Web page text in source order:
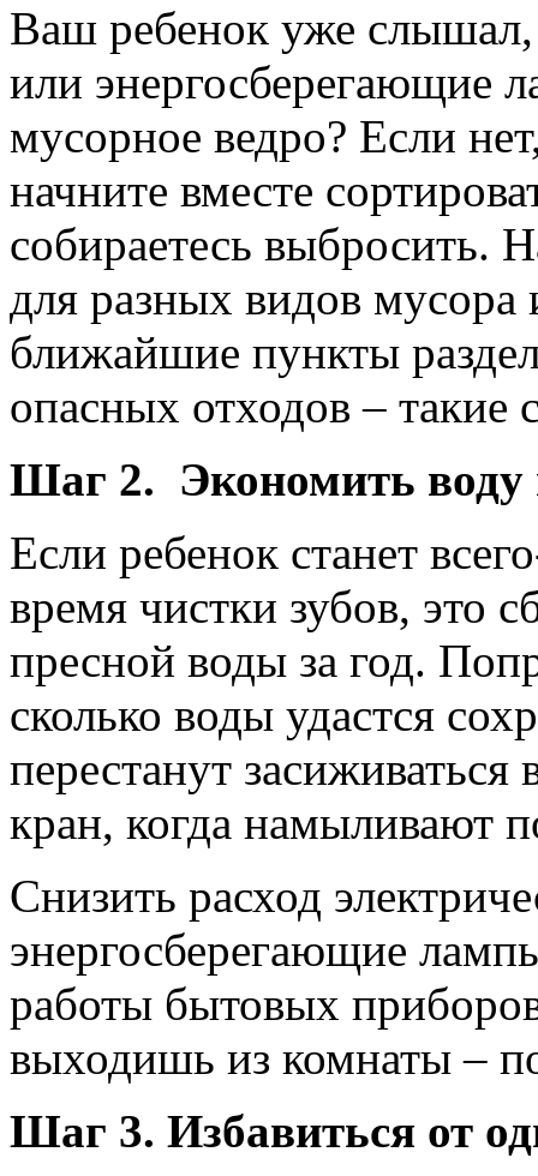
Ваш ребенок уже слышал,
или энергосберегающие
мусорное ведро? Если
начните вместе
собираетесь выбросить.
для разных видов мусора
ближайшие пункты
опасных отходов – такие
Шаг 2. Экономить воду
Если ребенок станет
время чистки зубов, это
пресной воды за год.
сколько воды удастся
перестанут
кран, когда намыливают
Снизить расход
энергосберегающие
работы бытовых
выходишь из комнаты –
Шаг 3. Избавиться от